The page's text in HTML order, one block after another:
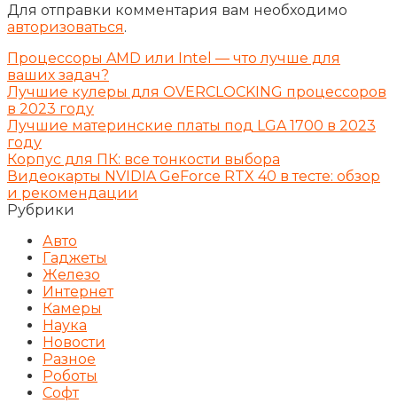
Для отправки комментария вам необходимо
авторизоваться.
Процессоры AMD или Intel — что лучше для
ваших задач?
Лучшие кулеры для OVERCLOCKING процессоров
в 2023 году
Лучшие материнские платы под LGA 1700 в 2023
году
Корпус для ПК: все тонкости выбора
Видеокарты NVIDIA GeForce RTX 40 в тесте: обзор
и рекомендации
Рубрики
Авто
Гаджеты
Железо
Интернет
Камеры
Наука
Новости
Разное
Роботы
Софт